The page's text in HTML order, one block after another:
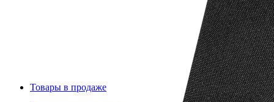
Товары в продаже